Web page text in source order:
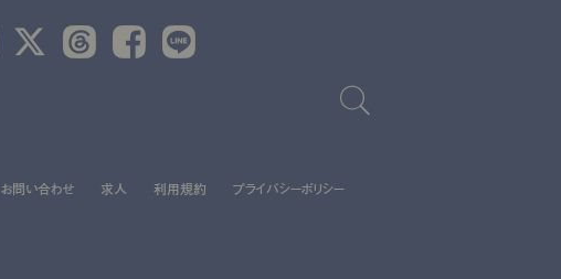
𝕏 Threads Facebook LINE
お問い合わせ 求人 利用規約 プライバシーポリシー